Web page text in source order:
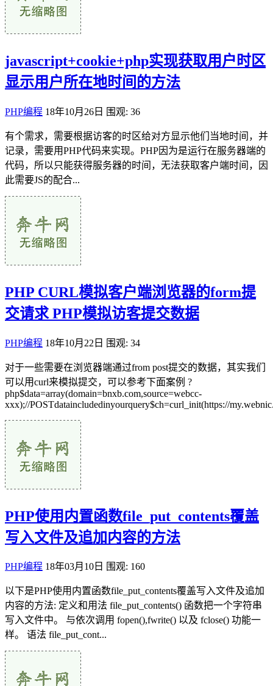
javascript+cookie+php实现获取用户时区
显示用户所在地时间的方法
PHP编程 18年10月26日 围观: 36
有个需求，需要根据访客的时区给对方显示他们当地时间，并
记录，需要用PHP代码来实现。PHP因为是运行在服务器端的
代码，所以只能获得服务器的时间，无法获取客户端时间，因
此需要JS的配合...
PHP CURL模拟客户端浏览器的form提
交请求 PHP模拟访客提交数据
PHP编程 18年10月22日 围观: 34
对于一些需要在浏览器端通过from post提交的数据，其实我们
可以用curl来模拟提交，可以参考下面案例 ?
php$data=array(domain=bnxb.com,source=webcc-
xxx);//POSTdataincludedinyourquery$ch=curl_init(https://
PHP使用内置函数file_put_contents覆盖
写入文件及追加内容的方法
PHP编程 18年03月10日 围观: 160
以下是PHP使用内置函数file_put_contents覆盖写入文件及追加
内容的方法: 定义和用法 file_put_contents() 函数把一个字符串
写入文件中。 与依次调用 fopen(),fwrite() 以及 fclose() 功能一
样。 语法 file_put_cont...